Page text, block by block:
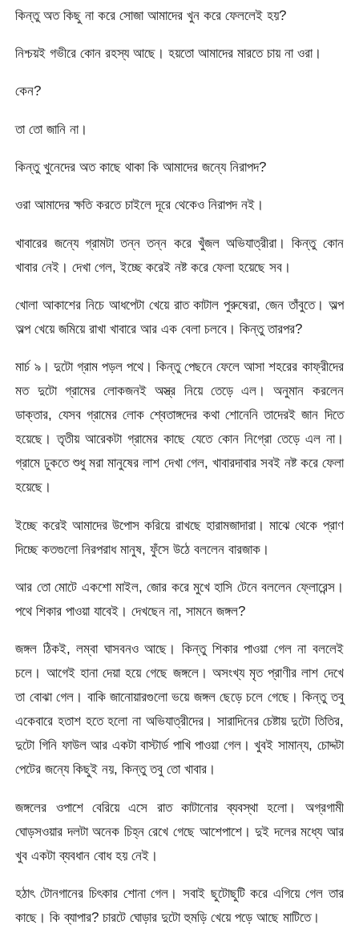
কিন্তু অত কিছু না করে সোজা আমাদের খুন করে ফেললেই হয়?
নিশ্চয়ই গভীরে কোন রহস্য আছে। হয়তো আমাদের মারতে চায় না ওরা।
কেন?
তা তো জানি না।
কিন্তু খুনেদের অত কাছে থাকা কি আমাদের জন্যে নিরাপদ?
ওরা আমাদের ক্ষতি করতে চাইলে দূরে থেকেও নিরাপদ নই।
খাবারের জন্যে গ্রামটা তন্ন তন্ন করে খুঁজল অভিযাত্রীরা। কিন্তু কোন
খাবার নেই। দেখা গেল, ইচ্ছে করেই নষ্ট করে ফেলা হয়েছে সব।
খোলা আকাশের নিচে আধপেটা খেয়ে রাত কাটাল পুরুষেরা, জেন তাঁবুতে। অল্প
অল্প খেয়ে জমিয়ে রাখা খাবারে আর এক বেলা চলবে। কিন্তু তারপর?
মার্চ ৯। দুটো গ্রাম পড়ল পথে। কিন্তু পেছনে ফেলে আসা শহরের কাফ্রীদের
মত দুটো গ্রামের লোকজনই অস্ত্র নিয়ে তেড়ে এল। অনুমান করলেন
ডাক্তার, যেসব গ্রামের লোক শ্বেতাঙ্গদের কথা শোনেনি তাদেরই জান দিতে
হয়েছে। তৃতীয় আরেকটা গ্রামের কাছে যেতে কোন নিগ্রো তেড়ে এল না।
গ্রামে ঢুকতে শুধু মরা মানুষের লাশ দেখা গেল, খাবারদাবার সবই নষ্ট করে ফেলা
হয়েছে।
ইচ্ছে করেই আমাদের উপোস করিয়ে রাখছে হারামজাদারা। মাঝে থেকে প্রাণ
দিচ্ছে কতগুলো নিরপরাধ মানুষ, ফুঁসে উঠে বললেন বারজাক।
আর তো মোটে একশো মাইল, জোর করে মুখে হাসি টেনে বললেন ফ্লোরেন্স।
পথে শিকার পাওয়া যাবেই। দেখছেন না, সামনে জঙ্গল?
জঙ্গল ঠিকই, লম্বা ঘাসবনও আছে। কিন্তু শিকার পাওয়া গেল না বললেই
চলে। আগেই হানা দেয়া হয়ে গেছে জঙ্গলে। অসংখ্য মৃত প্রাণীর লাশ দেখে
তা বোঝা গেল। বাকি জানোয়ারগুলো ভয়ে জঙ্গল ছেড়ে চলে গেছে। কিন্তু তবু
একেবারে হতাশ হতে হলো না অভিযাত্রীদের। সারাদিনের চেষ্টায় দুটো তিতির,
দুটো গিনি ফাউল আর একটা বাস্টার্ড পাখি পাওয়া গেল। খুবই সামান্য, চোদ্দটা
পেটের জন্যে কিছুই নয়, কিন্তু তবু তো খাবার।
জঙ্গলের ওপাশে বেরিয়ে এসে রাত কাটানোর ব্যবস্থা হলো। অগ্রগামী
ঘোড়সওয়ার দলটা অনেক চিহ্ন রেখে গেছে আশেপাশে। দুই দলের মধ্যে আর
খুব একটা ব্যবধান বোধ হয় নেই।
হঠাৎ টোনগানের চিৎকার শোনা গেল। সবাই ছুটোছুটি করে এগিয়ে গেল তার
কাছে। কি ব্যাপার? চারটে ঘোড়ার দুটো হুমড়ি খেয়ে পড়ে আছে মাটিতে।